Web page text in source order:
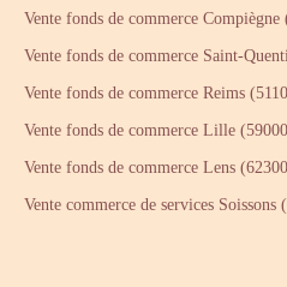
Vente fonds de commerce Compiègne
Vente fonds de commerce Saint-
Vente fonds de commerce Reims
Vente fonds de commerce Lille
Vente fonds de commerce Lens
Vente commerce de services Soissons